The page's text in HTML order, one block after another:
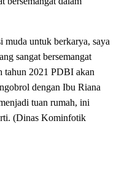
muda untuk berkarya, saya
sangat bersemangat
tahun 2021 PDBI akan
dengan Ibu Riana
tuan rumah, ini
(Dinas Kominfotik